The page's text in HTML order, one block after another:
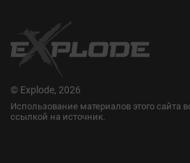
© Explode, 2026
Использование материалов этого сайта
ссылкой на источник.